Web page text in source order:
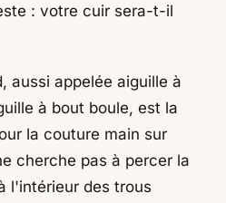
: votre cuir sera-t-il
aussi appelée aiguille à
à bout boule, est la
la couture main sur
cherche pas à percer la
l'intérieur des trous